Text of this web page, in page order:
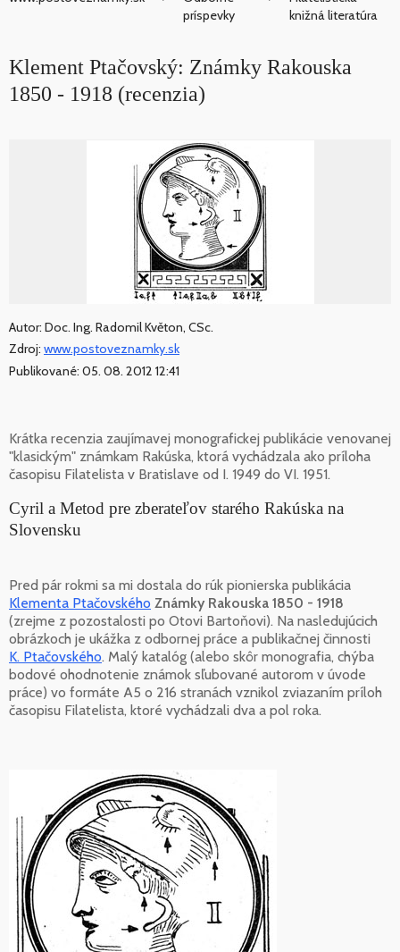
príspevky
knižná literatúra
Klement Ptačovský: Známky Rakouska
1850 - 1918 (recenzia)
Autor: Doc. Ing. Radomil Květon, CSc.
Zdroj: www.postoveznamky.sk
Publikované: 05. 08. 2012 12:41
Krátka recenzia zaujímavej monografickej publikácie venovanej
"klasickým" známkam Rakúska, ktorá vychádzala ako príloha
časopisu Filatelista v Bratislave od I. 1949 do VI. 1951.
Cyril a Metod pre zberateľov starého Rakúska na
Slovensku
Pred pár rokmi sa mi dostala do rúk pionierska publikácia
Klementa Ptačovského Známky Rakouska 1850 - 1918
(zrejme z pozostalosti po Otovi Bartoňovi). Na nasledujúcich
obrázkoch je ukážka z odbornej práce a publikačnej činnosti
K. Ptačovského. Malý katalóg (alebo skôr monografia, chýba
bodové ohodnotenie známok sľubované autorom v úvode
práce) vo formáte A5 o 216 stranách vznikol zviazaním príloh
časopisu Filatelista, ktoré vychádzali dva a pol roka.